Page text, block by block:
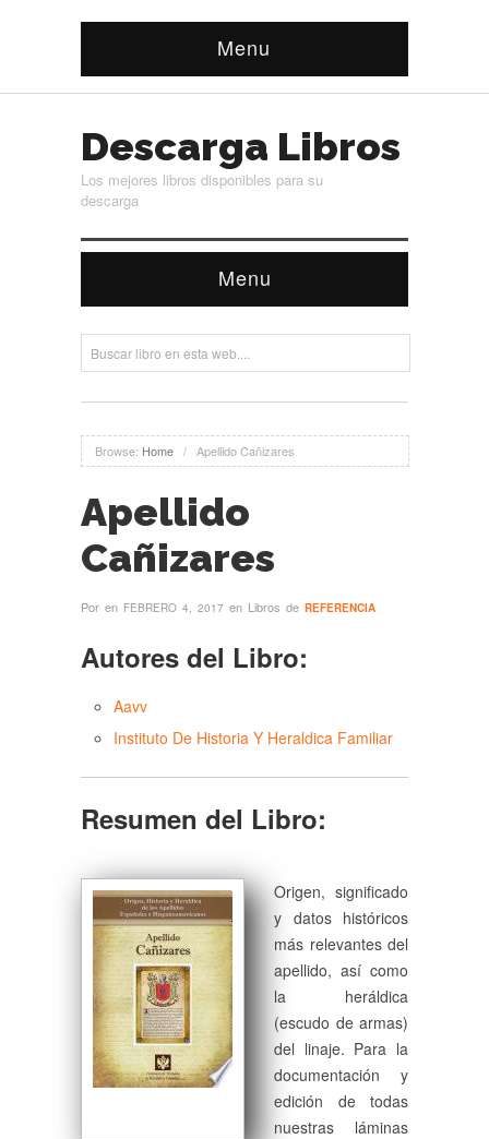
Menu
Descarga Libros
Los mejores libros disponibles para su
descarga
Menu
Browse: Home / Apellido Cañizares
Apellido
Cañizares
Por en FEBRERO 4, 2017 en Libros de REFERENCIA
Autores del Libro:
Aavv
Instituto De Historia Y Heraldica Familiar
Resumen del Libro:
Origen, significado
y datos históricos
más relevantes del
apellido, así como
la heráldica
(escudo de armas)
del linaje. Para la
documentación y
edición de todas
nuestras láminas